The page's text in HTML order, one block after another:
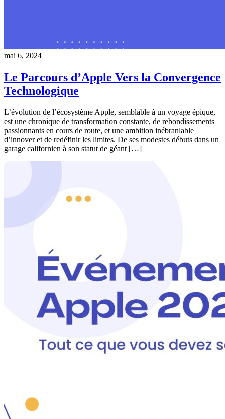
mai 6, 2024
Le Parcours d’Apple Vers la Convergence
Technologique
L’évolution de l’écosystème Apple, semblable à un voyage épique,
est une chronique de transformation constante, de rebondissements
passionnants en cours de route, et une ambition inébranlable
d’innover et de redéfinir les limites. De ses modestes débuts dans un
garage californien à son statut de géant […]